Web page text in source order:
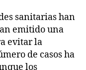
sanitarias han
emitido una
evitar la
de casos ha
los